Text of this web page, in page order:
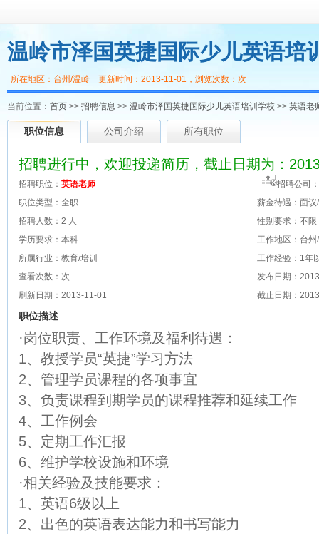
温岭市泽国英捷国际少儿英语培
所在地区：台州/温岭 更新时间：2013-11-01，浏览次数： 次
当前位置： 首页 >> 招聘信息 >> 温岭市泽国英捷国际少儿英语培训学校 >> 英语老
职位信息 公司介绍 所有职位
招聘进行中，欢迎投递简历，截止日期为：
招聘职位： 英语老师
招聘公司：
职位类型：全职
薪金待遇：面议
招聘人数：2 人
性别要求：不限
学历要求：本科
工作地区：台州
所属行业：教育/培训
工作经验：1年
查看次数： 次
发布日期：
刷新日期：2013-11-01
截止日期：
职位描述
·岗位职责、工作环境及福利待遇：
1、教授学员“英捷”学习方法
2、管理学员课程的各项事宜
3、负责课程到期学员的课程推荐和延续工作
4、工作例会
5、定期工作汇报
6、维护学校设施和环境
·相关经验及技能要求：
1、英语6级以上
2、出色的英语表达能力和书写能力